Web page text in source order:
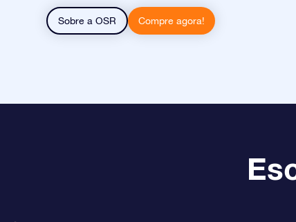
Sobre a OSR Compre agora!